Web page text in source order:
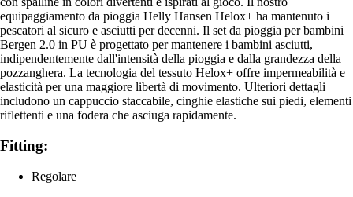
equipaggiamento da pioggia Helly Hansen Helox+ ha mantenuto i
pescatori al sicuro e asciutti per decenni. Il set da pioggia per bambini
Bergen 2.0 in PU è progettato per mantenere i bambini asciutti,
indipendentemente dall'intensità della pioggia e dalla grandezza della
pozzanghera. La tecnologia del tessuto Helox+ offre impermeabilità e
elasticità per una maggiore libertà di movimento. Ulteriori dettagli
includono un cappuccio staccabile, cinghie elastiche sui piedi, elementi
riflettenti e una fodera che asciuga rapidamente.
Fitting:
Regolare